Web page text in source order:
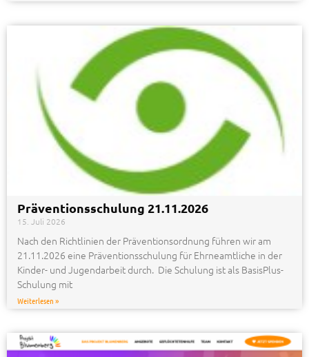
Präventionsschulung 21.11.2026
15. Juli 2026
Nach den Richtlinien der Präventionsordnung führen wir am
21.11.2026 eine Präventionsschulung für Ehrneamtliche in der
Kinder- und Jugendarbeit durch. Die Schulung ist als BasisPlus-
Schulung mit
Weiterlesen »